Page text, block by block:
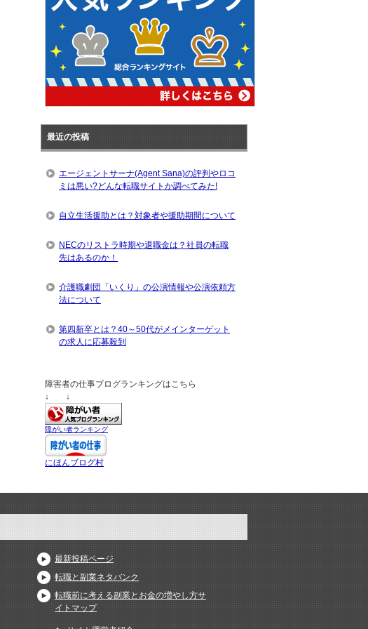
最近の投稿
エージェントサーナ(Agent Sana)の評判やロコ
ミは悪い?どんな転職サイトか調べてみた!
自立生活援助とは？対象者や援助期間について
NECのリストラ時期や退職金は？社員の転職
先はあるのか！
介護職劇団「いくり」の公演情報や公演依頼方
法について
第四新卒とは？40～50代がメインターゲット
の求人に応募殺到
障害者の仕事ブログランキングはこちら
↓ ↓
障がい者ランキング
にほんブログ村
最新投稿ページ
転職と副業ネタバンク
転職前に考える副業とお金の増やし方サ
イトマップ